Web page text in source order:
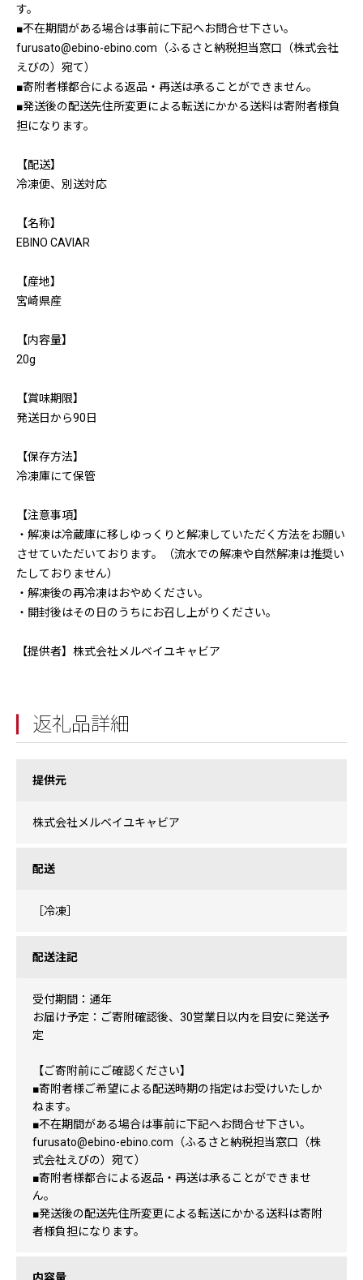
す。
■不在期間がある場合は事前に下記へお問合せ下さい。
furusato@ebino-ebino.com（ふるさと納税担当窓口（株式会社
えびの）宛て）
■寄附者様都合による返品・再送は承ることができません。
■発送後の配送先住所変更による転送にかかる送料は寄附者様負
担になります。
【配送】
冷凍便、別送対応
【名称】
EBINO CAVIAR
【産地】
宮崎県産
【内容量】
20g
【賞味期限】
発送日から90日
【保存方法】
冷凍庫にて保管
【注意事項】
・解凍は冷蔵庫に移しゆっくりと解凍していただく方法をお願い
させていただいております。（流水での解凍や自然解凍は推奨い
たしておりません）
・解凍後の再冷凍はおやめください。
・開封後はその日のうちにお召し上がりください。
【提供者】株式会社メルベイユキャビア
返礼品詳細
提供元
株式会社メルベイユキャビア
配送
［冷凍］
配送注記
受付期間：通年
お届け予定：ご寄附確認後、30営業日以内を目安に発送予
定
【ご寄附前にご確認ください】
■寄附者様ご希望による配送時期の指定はお受けいたしか
ねます。
■不在期間がある場合は事前に下記へお問合せ下さい。
furusato@ebino-ebino.com（ふるさと納税担当窓口（株
式会社えびの）宛て）
■寄附者様都合による返品・再送は承ることができませ
ん。
■発送後の配送先住所変更による転送にかかる送料は寄附
者様負担になります。